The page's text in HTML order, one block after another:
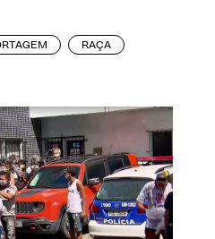
RAÇA